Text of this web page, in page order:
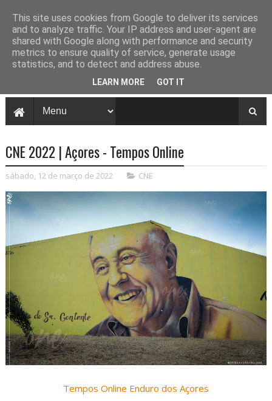
CNE 2022 | Açores - Tempos Online
sábado, 12 de março de 2022 CNE
Tempos Online Enduro dos Açores
This site uses cookies from Google to deliver its services
and to analyze traffic. Your IP address and user-agent are
shared with Google along with performance and security
metrics to ensure quality of service, generate usage
statistics, and to detect and address abuse.
LEARN MORE GOT IT